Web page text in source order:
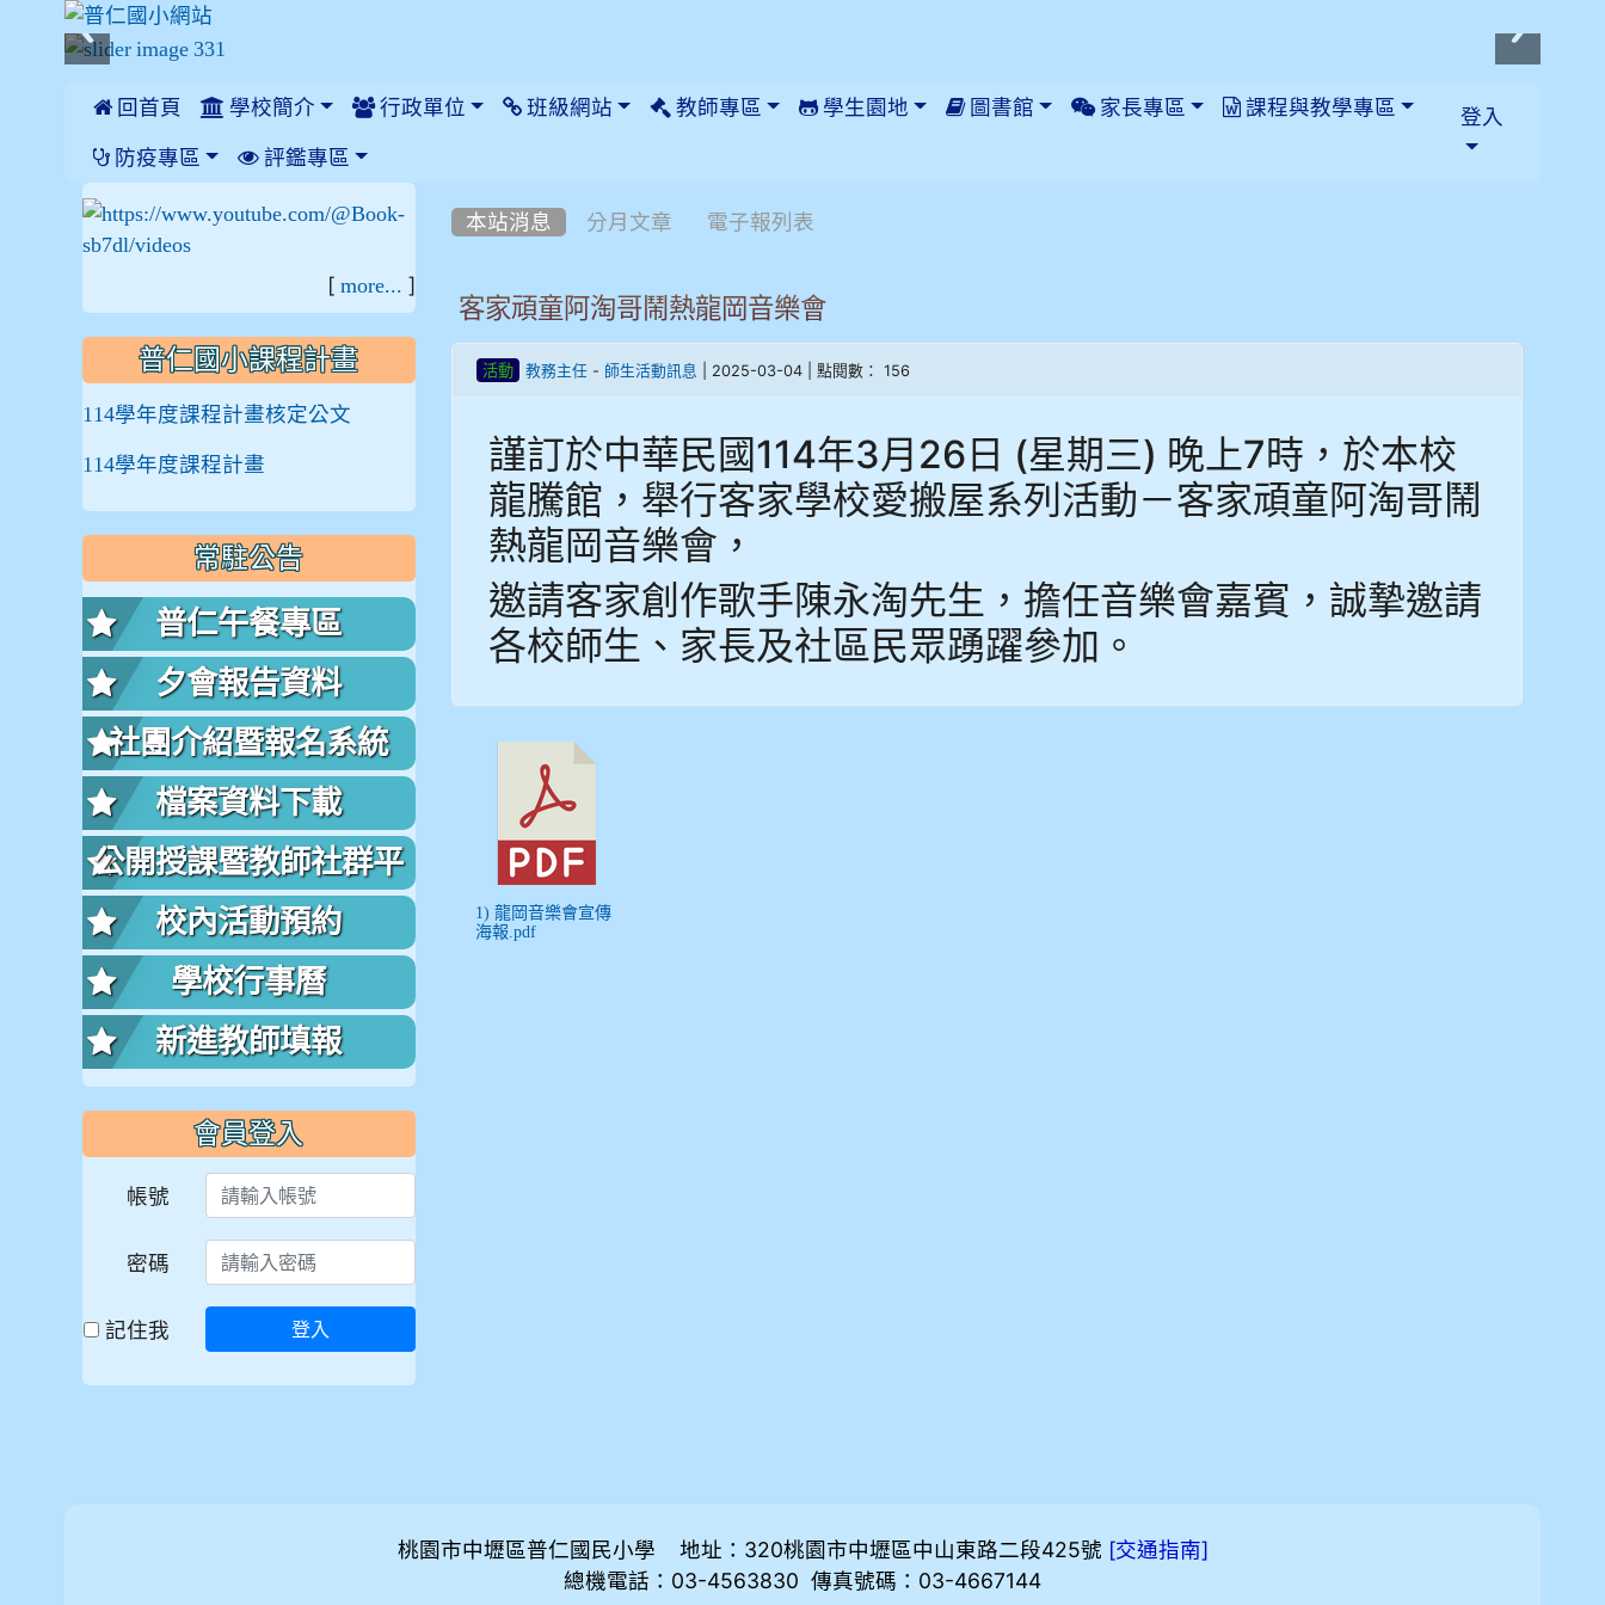
 回首頁 學校簡介 行政單位 班級網站 教師專區 學生園地 圖書館 家長專區 課程與教學專區
防疫專區 評鑑專區
登入
本站消息 分月文章 電子報列表
客家頑童阿淘哥鬧熱龍岡音樂會
活動 教務主任 - 師生活動訊息 | 2025-03-04 | 點閱數： 156
謹訂於中華民國114年3月26日 (星期三) 晚上7時，於本校
龍騰館，舉行客家學校愛搬屋系列活動－客家頑童阿淘哥鬧
熱龍岡音樂會，
邀請客家創作歌手陳永淘先生，擔任音樂會嘉賓，誠摯邀請
各校師生、家長及社區民眾踴躍參加。
1) 龍岡音樂會宣傳
海報.pdf
[ more... ]
普仁國小課程計畫
114學年度課程計畫核定公文
114學年度課程計畫
常駐公告
普仁午餐專區
夕會報告資料
社團介紹暨報名系統
檔案資料下載
公開授課暨教師社群平
台
校內活動預約
學校行事曆
新進教師填報
會員登入
帳號
密碼
記住我 登入
桃園市中壢區普仁國民小學 地址：320桃園市中壢區中山東路二段425號 [交通指南]
總機電話：03-4563830 傳真號碼：03-4667144